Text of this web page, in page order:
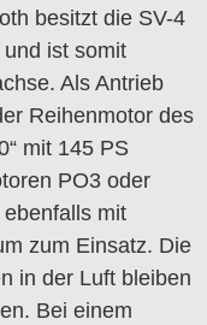
besitzt die SV-4
ist somit
Als Antrieb
Reihenmotor des
mit 145 PS
PO3 oder
mit
zum Einsatz. Die
in der Luft bleiben
Bei einem